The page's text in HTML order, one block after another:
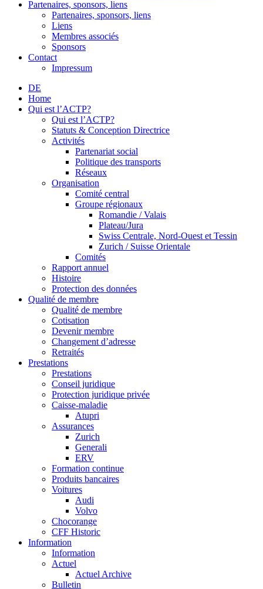
Partenaires, sponsors, liens
Partenaires, sponsors, liens
Liens
Membres associés
Sponsors
Contact
Impressum
DE
Home
Qui est l’ACTP?
Qui est l’ACTP?
Statuts & Conception Directrice
Activités
Partenariat social
Politique des transports
Réseaux
Organisation
Comité central
Groupe régionaux
Romandie / Valais
Plateau/Jura
Swiss Centrale, Nord-Ouest et Tessin
Zurich / Suisse Orientale
Comités
Rapport annuel
Histoire
Protection des données
Qualité de membre
Qualité de membre
Cotisation
Devenir membre
Changement d’adresse
Retraités
Prestations
Prestations
Conseil juridique
Protection juridique privée
Caisse-maladie
Atupri
Assurances
Zurich
Generali
ERV
Formation continue
Produits bancaires
Voitures
Audi
Volvo
Chocorange
CFF Historic
Information
Information
Actuel
Actuel Archive
Bulletin